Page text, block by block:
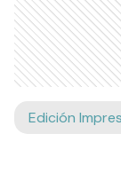
Edición